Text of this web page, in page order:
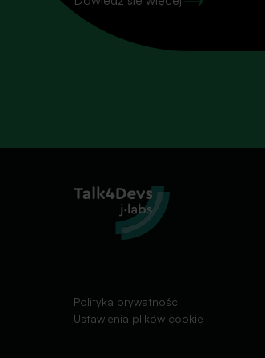
Polityka prywatności
Ustawienia plików cookie